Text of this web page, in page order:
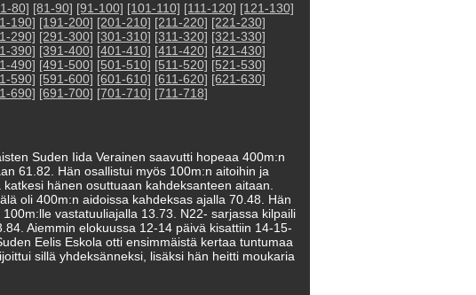
80] [81-90] [91-100] [101-110] [111-120] [121-130]
190] [191-200] [201-210] [211-220] [221-230]
290] [291-300] [301-310] [311-320] [321-330]
390] [391-400] [401-410] [411-420] [421-430]
490] [491-500] [501-510] [511-520] [521-530]
590] [591-600] [601-610] [611-620] [621-630]
690] [691-700] [701-710] [711-718]
Suden Iida Verainen saavutti hopeaa 400m:n
61.82. Hän osallistui myös 100m:n aitoihin ja
hänen osuttuaan kahdeksanteen aitaan.
oli 400m:n aidoissa kahdeksas ajalla 70.48. Hän
vastatuuliajalla 13.73. N22- sarjassa kilpaili
Aiemmin elokuussa 12-14 päivä kisattiin 14-15-
Eelis Eskola otti ensimmäistä kertaa tuntumaa
sillä yhdeksänneksi, lisäksi hän heitti moukaria